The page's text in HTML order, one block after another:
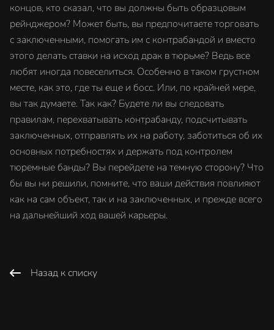
концов, кто сказал, что вы должны быть образцовым
рейнджером? Может быть, вы предпочитаете торговать
с заключенными, помогать им с контрабандой и вместо
этого делать ставки на исход драк в тюрьме? Ведь все
любят иногда повеселиться. Особенно в таком грустном
месте, как это, где ты еще и босс. Или, по крайней мере,
вы так думаете. Так как? Будете ли вы следовать
правилам, перехватывать контрабанду, подсчитывать
заключенных, отправлять их на работу, заботиться об их
основных потребностях и держать под контролем
тюремные банды? Вы перейдете на темную сторону? Что
бы вы ни решили, помните, что ваши действия повлияют
как на сам объект, так и на заключенных, и прежде всего
на дальнейший ход вашей карьеры.
Назад к списку